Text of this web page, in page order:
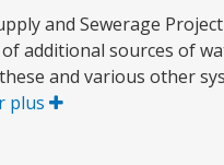
and Sewerage
additional sources of
and various other
plus